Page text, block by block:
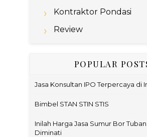
Kontraktor Pondasi
Review
POPULAR
Jasa Konsultan IPO Terpercaya di
Bimbel STAN STIN STIS
Inilah Harga Jasa Sumur Bor
Diminati